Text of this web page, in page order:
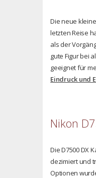
Die neue
letzten Reise
als der
gute Figur bei
geeignet für
Eindruck und
Nikon
Die D7500 DX
dezimiert und
Optionen